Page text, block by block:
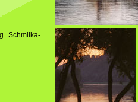
Schmilka-